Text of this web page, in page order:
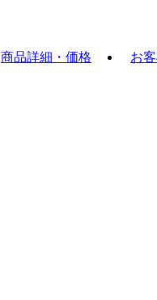
商品詳細・価格 お